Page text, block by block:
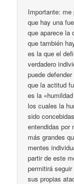
Importante:
que hay una
que aparece la
que también
es la que el
verdadero
puede
que la actitud
es la
los cuales la
sido
entendidas por
más grandes
mentes
partir de este
permitirá
sus propias